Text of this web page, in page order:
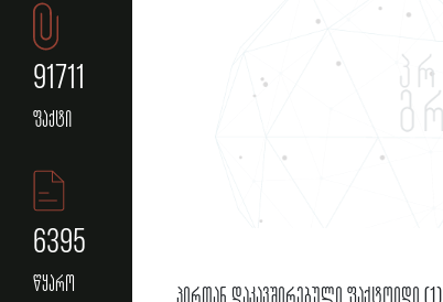
91711
ფაქტი
6395
წყარო